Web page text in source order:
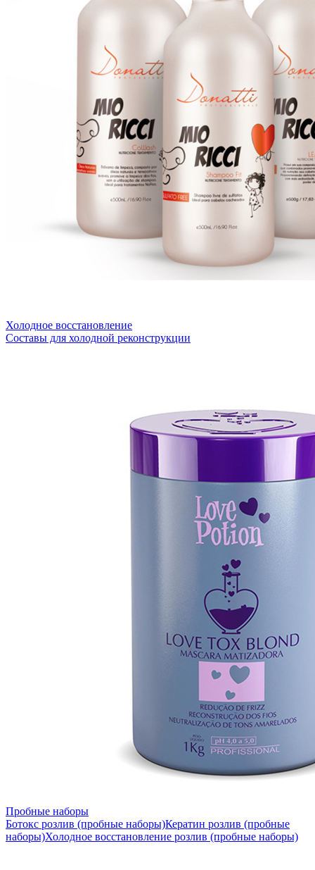
Холодное восстановление
Составы для холодной реконструкции
Пробные наборы
Ботокс розлив (пробные наборы)Кератин розлив (пробные
наборы)Холодное восстановление розлив (пробные наборы)